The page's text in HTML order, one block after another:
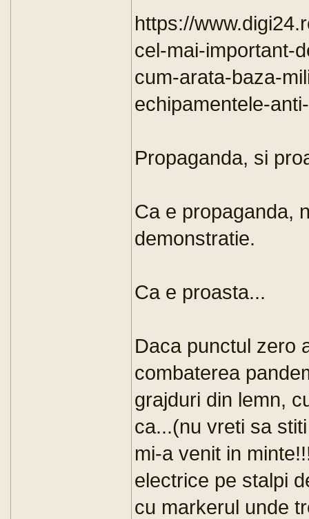
https://
cel-mai-important-
cum-arata-baza-
echipamentele-
Propaganda, si
Ca e propaganda,
demonstratie.
Ca e proasta...
Daca punctul zero
combaterea
grajduri din lemn,
ca...(nu vreti sa
mi-a venit in
electrice pe stalpi
cu markerul unde